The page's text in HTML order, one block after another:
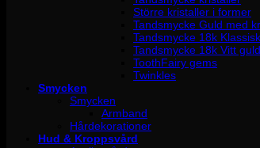
Större kristaller i former
Tandsmycke Guld med
Tandsmycke 18k
Tandsmycke 18k Vitt guld
ToothFairy gems
Twinkles
Smycken
Smycken
Armband
Hårdekorationer
Hud & Kroppsvård